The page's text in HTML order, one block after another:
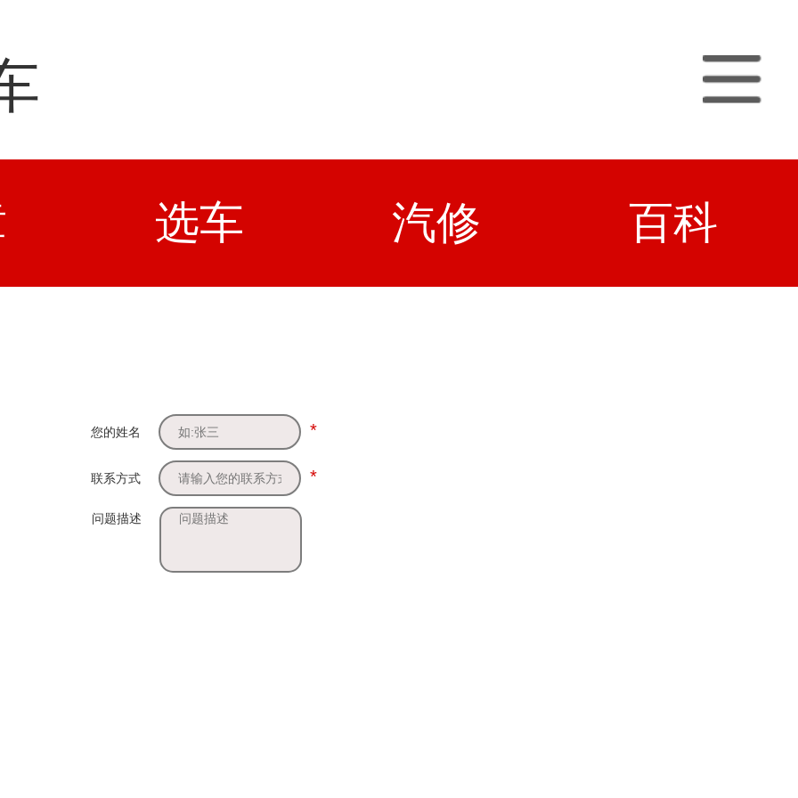
选车 汽修 百科
您的姓名 *
联系方式 *
问题描述